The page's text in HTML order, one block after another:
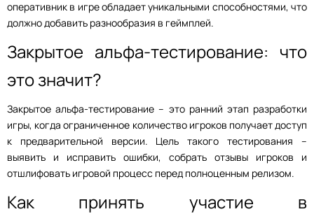
оперативник в игре обладает уникальными способностями, что
должно добавить разнообразия в геймплей.
Закрытое альфа-тестирование: что
это значит?
Закрытое альфа-тестирование – это ранний этап разработки
игры, когда ограниченное количество игроков получает доступ
к предварительной версии. Цель такого тестирования –
выявить и исправить ошибки, собрать отзывы игроков и
отшлифовать игровой процесс перед полноценным релизом.
Как принять участие в